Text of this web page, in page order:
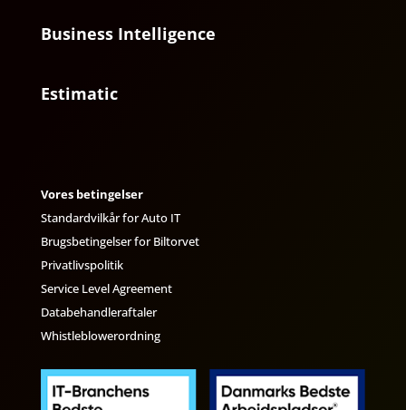
Business Intelligence
Estimatic
Vores betingelser
Standardvilkår for Auto IT
Brugsbetingelser for Biltorvet
Privatlivspolitik
Service Level Agreement
Databehandleraftaler
Whistleblowerordning